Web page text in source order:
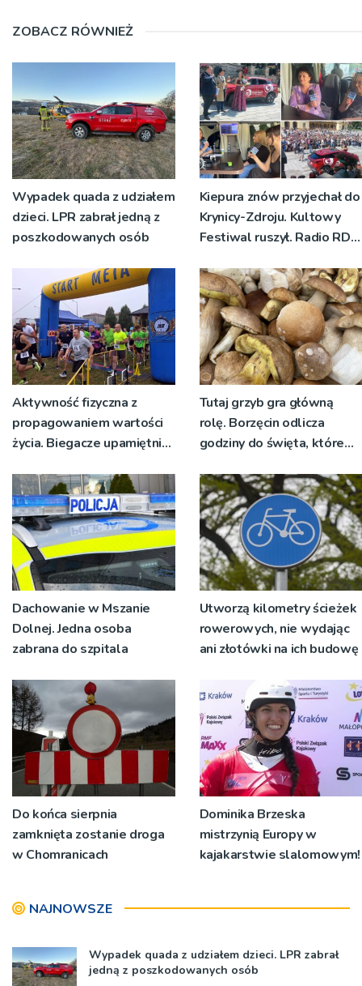
ZOBACZ RÓWNIEŻ
Wypadek quada z udziałem
dzieci. LPR zabrał jedną z
poszkodowanych osób
Kiepura znów przyjechał do
Krynicy-Zdroju. Kultowy
Festiwal ruszył. Radio RDN
żywo [ZDJĘCIA]
Aktywność fizyczna z
propagowaniem wartości
życia. Biegacze upamiętnili
Tutaj grzyb gra główną
rolę. Borzęcin odlicza
godziny do święta, które
pokoleń
Dachowanie w Mszanie
Dolnej. Jedna osoba
zabrana do szpitala
Utworzą kilometry ścieżek
rowerowych, nie wydając
ani złotówki na ich budowę
Do końca sierpnia
zamknięta zostanie droga
w Chomranicach
Dominika Brzeska
mistrzynią Europy w
kajakarstwie slalomowym!
NAJNOWSZE
Wypadek quada z udziałem dzieci. LPR zabrał
jedną z poszkodowanych osób